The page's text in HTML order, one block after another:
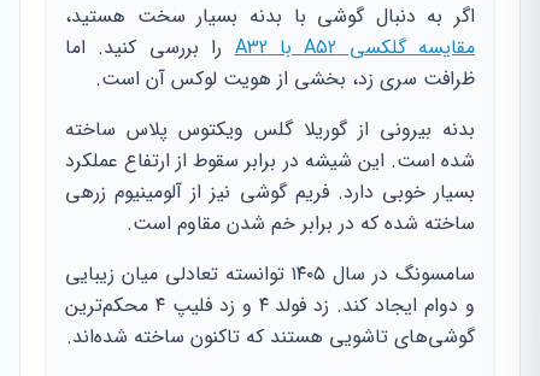
اگر به دنبال گوشی با بدنه بسیار سخت هستید،
مقایسه گلکسی A52 با A32
را بررسی کنید. اما
ظرافت سری زد، بخشی از هویت لوکس آن است.
بدنه بیرونی از گوریلا گلس ویکتوس پلاس ساخته
شده است. این شیشه در برابر سقوط از ارتفاع عملکرد
بسیار خوبی دارد. فریم گوشی نیز از آلومینیوم زرهی
ساخته شده که در برابر خم شدن مقاوم است.
سامسونگ در سال ۱۴۰۵ توانسته تعادلی میان زیبایی
و دوام ایجاد کند. زد فولد ۴ و زد فلیپ ۴ محکم‌ترین
گوشی‌های تاشویی هستند که تاکنون ساخته شده‌اند.